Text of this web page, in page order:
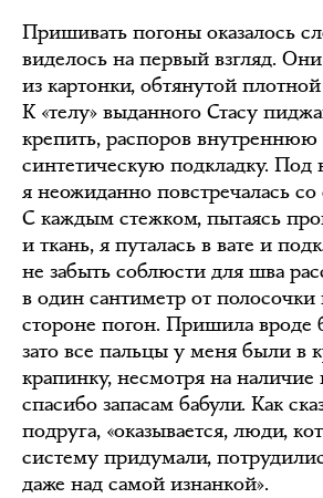
Пришивать погоны оказалось
виделось на первый взгляд.
из картонки, обтянутой
К «телу» выданного Стасу
крепить, распоров внутреннюю
синтетическую подкладку. Под
я неожиданно повстречалась
С каждым стежком, пытаясь
и ткань, я путалась в вате и
не забыть соблюсти для шва
в один сантиметр от полосочки
стороне погон. Пришила вроде
зато все пальцы у меня были в
крапинку, несмотря на наличие
спасибо запасам бабули. Как
подруга, «оказывается, люди,
систему придумали,
даже над самой изнанкой».